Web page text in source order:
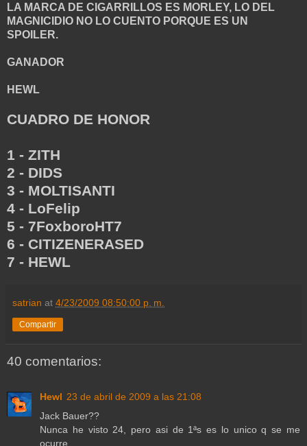
LA MARCA DE CIGARRILLOS ES MORLEY, LO DEL
MAGNICIDIO NO LO CUENTO PORQUE ES UN
SPOILER.
GANADOR
HEWL
CUADRO DE HONOR
1 - ZITH
2 - DIDS
3 - MOLTISANTI
4 - LoFelip
5 - 7FoxboroHT7
6 - CITIZENERASED
7 - HEWL
satrian at 4/23/2009 08:50:00 p. m.
Compartir
40 comentarios:
Hewl 23 de abril de 2009 a las 21:08
Jack Bauer??
Nunca he visto 24, pero asi de 1ªs es lo unico q se me
ocurre